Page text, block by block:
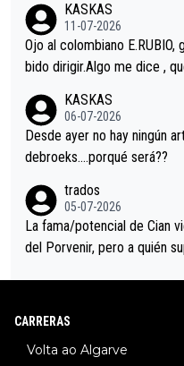
i sin pedalear, luego está el
mano de una manera muy
es en el hombro con que
eta, a ver si por querer
ción de podio UAE y
KASKAS
11-07-2026
Ojo al colombiano E.RUBIO,
bido
KASKAS
06-07-2026
Desde ayer no hay ningún
debroeks….porqué será??
trados
05-07-2026
La fama/potencial de Cian
del Porvenir, pero a quién
8.Lenny Martinez (Bahrein),
CARRERAS
Volta ao Algarve